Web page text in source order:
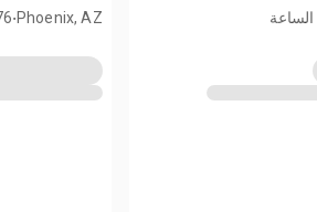
Phoenix, AZ
.